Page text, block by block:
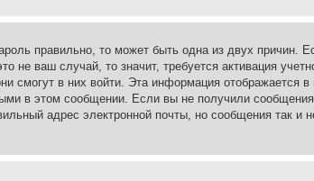
правильно, то может быть одна из двух причин.
ваш случай, то значит, требуется активация
смогут в них войти. Эта информация отображается
в этом сообщении. Если вы не получили
адрес электронной почты, но сообщения так и